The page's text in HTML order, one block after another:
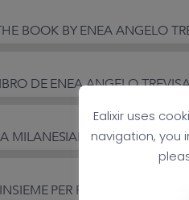
DE ENEA ANGELO
MILANESIANA
PER RACCONTARE
Ealixir uses
navigation, you